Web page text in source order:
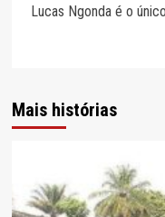
Lucas Ngonda é o
Mais histórias